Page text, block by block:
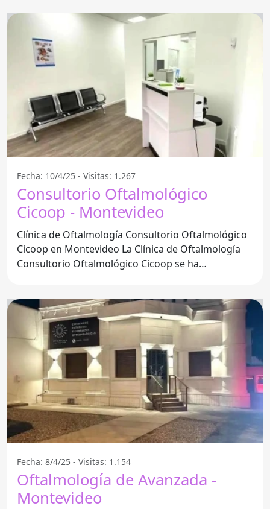
Fecha: 10/4/25 - Visitas: 1.267
Consultorio Oftalmológico
Cicoop - Montevideo
Clínica de Oftalmología Consultorio Oftalmológico
Cicoop en Montevideo La Clínica de Oftalmología
Consultorio Oftalmológico Cicoop se ha
Fecha: 8/4/25 - Visitas: 1.154
Oftalmología de Avanzada -
Montevideo